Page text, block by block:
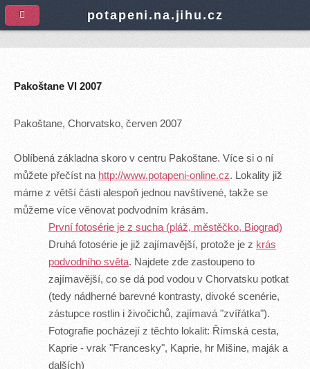
A
Pakoštane VI 2007
Pakoštane, Chorvatsko, červen 2007
Oblíbená základna skoro v centru Pakoštane. Více si o ní
můžete přečíst na http://www.potapeni-online.cz. Lokality již
máme z větší části alespoň jednou navštívené, takže se
můžeme více věnovat podvodním krásám.
První fotosérie je z sucha (pláž, městěčko, Biograd)
Druhá fotosérie je již zajímavější, protože je z krás
podvodního světa. Najdete zde zastoupeno to
zajímavější, co se dá pod vodou v Chorvatsku potkat
(tedy nádherné barevné kontrasty, divoké scenérie,
zástupce rostlin i živočichů, zajímavá "zvířátka").
Fotografie pocházejí z těchto lokalit: Římská cesta,
Kaprie - vrak "Francesky", Kaprie, hr Mišine, maják a
dalších)
potapeni.na.jihu.cz